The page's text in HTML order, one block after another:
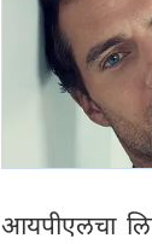
आयपीएलचा